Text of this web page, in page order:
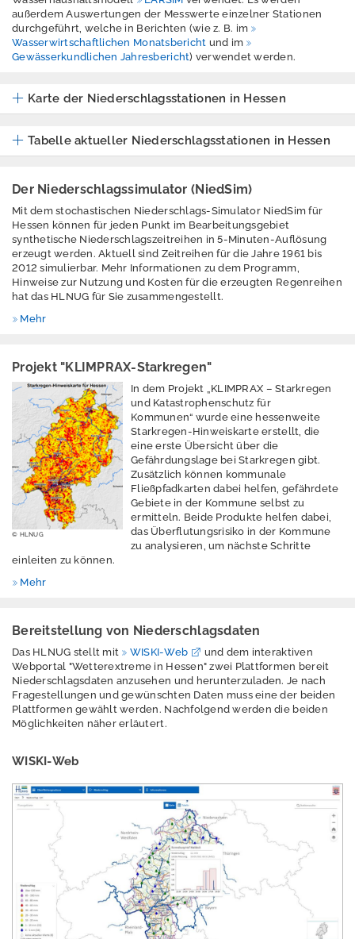
Abwasser
Belastete Gebiete
nach
Fließgewässer
Grundwasser
Hochwasser
Hydrogeologie
Niederschlag
ator (NiedSim)
Niedrigwasser
Oberflächennahe
Geothermie
Seen und
Badegewässer
Trinkwassereinzugs
gebieteverordnung
Wasserschutzgebie
te
Wasserstands- und
Durchflusswerte
(Pegel)
Berichte
Veranstaltungen
Daten
Windenergie
außerdem Auswertungen der Messwerte einzelner Stationen
durchgeführt, welche in Berichten (wie z. B. im
Wasserwirtschaftlichen Monatsbericht und im
Gewässerkundlichen Jahresbericht) verwendet werden.
Karte der Niederschlagsstationen in Hessen
Tabelle aktueller Niederschlagsstationen in Hessen
Der Niederschlagssimulator (NiedSim)
Mit dem stochastischen Niederschlags-Simulator NiedSim für
Hessen können für jeden Punkt im Bearbeitungsgebiet
synthetische Niederschlagszeitreihen in 5-Minuten-Auflösung
erzeugt werden. Aktuell sind Zeitreihen für die Jahre 1961 bis
2012 simulierbar. Mehr Informationen zu dem Programm,
Hinweise zur Nutzung und Kosten für die erzeugten Regenreihen
hat das HLNUG für Sie zusammengestellt.
Mehr
Projekt "KLIMPRAX-Starkregen"
© HLNUG
In dem Projekt „KLIMPRAX – Starkregen
und Katastrophenschutz für
Kommunen“ wurde eine hessenweite
Starkregen-Hinweiskarte erstellt, die
eine erste Übersicht über die
Gefährdungslage bei Starkregen gibt.
Zusätzlich können kommunale
Fließpfadkarten dabei helfen, gefährdete
Gebiete in der Kommune selbst zu
ermitteln. Beide Produkte helfen dabei,
das Überflutungsrisiko in der Kommune
zu analysieren, um nächste Schritte
einleiten zu können.
Mehr
Bereitstellung von Niederschlagsdaten
Das HLNUG stellt mit WISKI-Web
und dem interaktiven
Webportal "Wetterextreme in Hessen" zwei Plattformen bereit
Niederschlagsdaten anzusehen und herunterzuladen. Je nach
Fragestellungen und gewünschten Daten muss eine der beiden
Plattformen gewählt werden. Nachfolgend werden die beiden
Möglichkeiten näher erläutert.
WISKI-Web